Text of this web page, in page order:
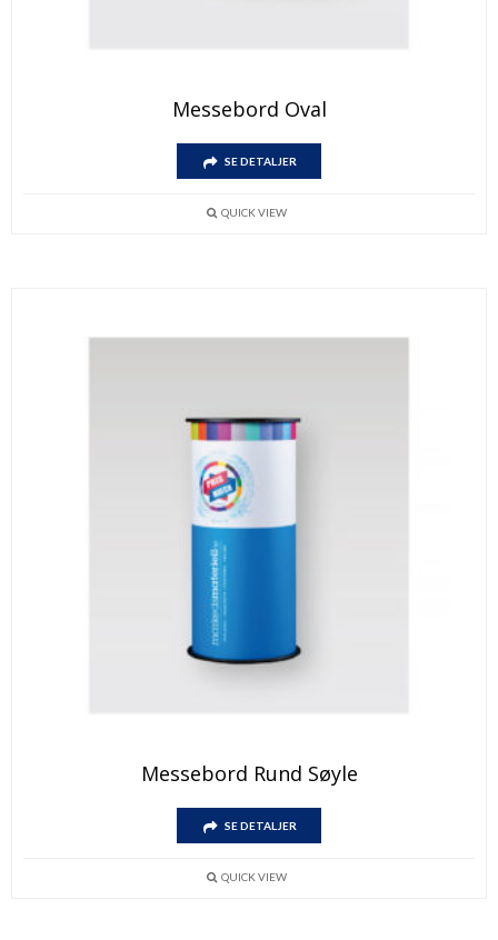
Messebord Oval
SE DETALJER
QUICK VIEW
Messebord Rund Søyle
SE DETALJER
QUICK VIEW